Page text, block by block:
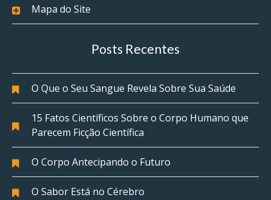
Mapa do Site
Posts Recentes
O Que o Seu Sangue Revela Sobre Sua Saúde
15 Fatos Científicos Sobre o Corpo Humano que
Parecem Ficção Científica
O Corpo Antecipando o Futuro
O Sabor Está no Cérebro